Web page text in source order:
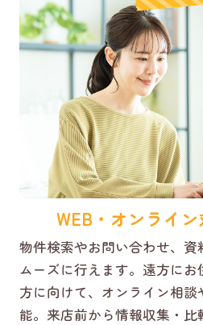
WEB・オンライ
物件検索やお問い合わせ、資
ムーズに行えます。遠方に
方に向けて、オンライン相
能。来店前から情報収集・比